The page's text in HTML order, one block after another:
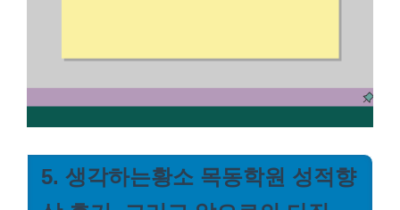
5. 생각하는황소 목동학원 성적향